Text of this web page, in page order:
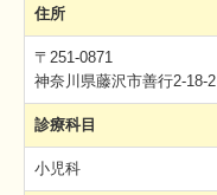
住所
〒251-0871
神奈川県藤沢市善行2-18-2
診療科目
小児科